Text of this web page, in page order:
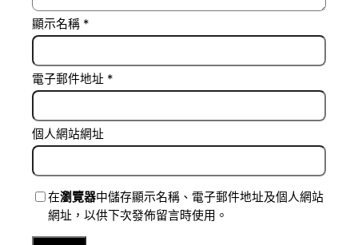
顯示名稱 *
電子郵件地址 *
個人網站網址
在瀏覽器中儲存顯示名稱、電子郵件地址及個人網站
網址，以供下次發佈留言時使用。